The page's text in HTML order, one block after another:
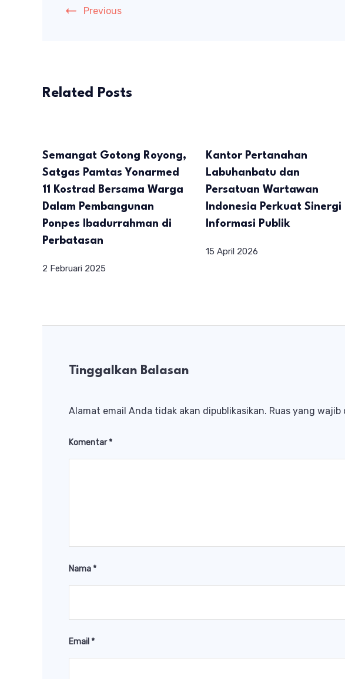
Previous
Related Posts
Semangat Gotong Royong,
Satgas Pamtas Yonarmed
11 Kostrad Bersama Warga
Dalam Pembangunan
Ponpes Ibadurrahman di
Perbatasan
2 Februari 2025
Kantor Pertanahan
Labuhanbatu dan
Persatuan Wartawan
Indonesia Perkuat Sinergi
Informasi Publik
15 April 2026
Tinggalkan Balasan
Alamat email Anda tidak akan dipublikasikan. Ruas yang
Komentar*
Nama*
Email *